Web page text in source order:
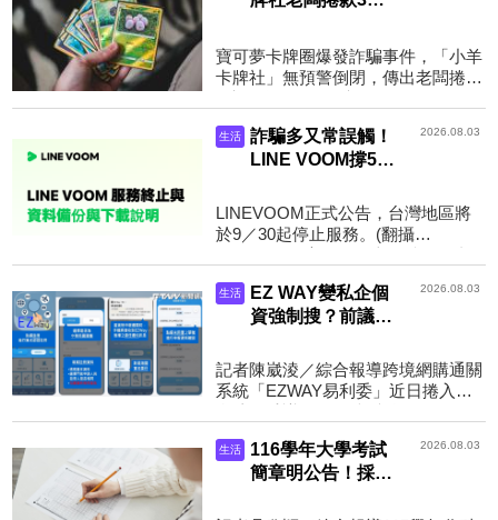
面曝光「還以為出
國進貨」
寶可夢卡牌圈爆發詐騙事件，「小羊
卡牌社」無預警倒閉，傳出老闆捲款
牌詐騙事件，在台北有...
生活
詐騙多又常誤觸！
LINE VOOM撐5年
停止台灣服務
2026.08.03
LINEVOOM正式公告，台灣地區將
於9／30起停止服務。(翻攝
台LINEVOOM正式公告，台灣將於9
／30起...
生活
EZ WAY變私企個
資強制搜？前議員
非唯一管道可繞
過」：只是它最方
2026.08.03
記者陳崴淩／綜合報導跨境網購通關
系統「EZWAY易利委」近日捲入個
需投過該系統實名申報，PO...
生活
116學年大學考試
簡章明公告！採取
2026.08.03